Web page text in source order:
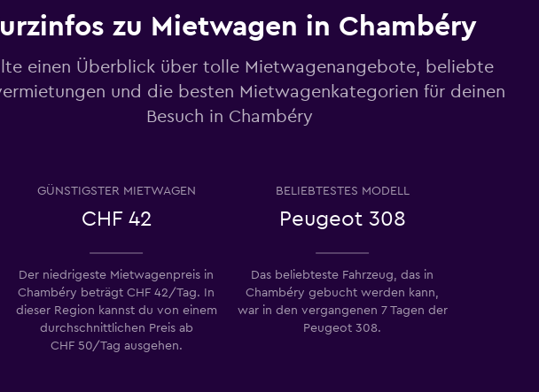
Preise prüfen
Preise prüfen
zu Mietwagen in Chambéry
einen Überblick über tolle Mietwagenangebote, beliebte
und die besten Mietwagenkategorien für deinen
Besuch in Chambéry
GÜNSTIGSTER MIETWAGEN
CHF 42
BELIEBTESTES MODELL
Peugeot 308
Der niedrigeste Mietwagenpreis in
Chambéry beträgt CHF 42/Tag. In
dieser Region kannst du von einem
durchschnittlichen Preis ab
CHF 50/Tag ausgehen.
Das beliebteste Fahrzeug, das in
Chambéry gebucht werden kann,
war in den vergangenen 7 Tagen der
Peugeot 308.